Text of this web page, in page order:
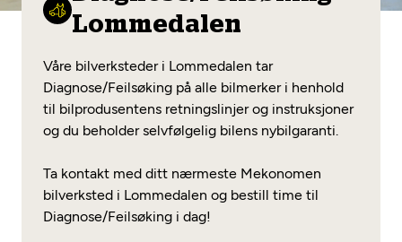
Diagnose/Feilsøking
Se alle (52) tjenester her
Mekonomen Bilkonto
Les mer
Fritt verkstedvalg
Mobilitetsgaranti
Nybilgaranti og fabrikkgaranti
Opprett en konto
Lommedalen
Våre bilverksteder i Lommedalen tar
Diagnose/Feilsøking på alle bilmerker i henhold
til bilprodusentens retningslinjer og instruksjoner
og du beholder selvfølgelig bilens nybilgaranti.
Ta kontakt med ditt nærmeste Mekonomen
bilverksted i Lommedalen og bestill time til
Diagnose/Feilsøking i dag!